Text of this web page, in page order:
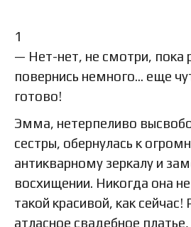
1
— Нет-нет, не смотри, пока
повернись немного… еще
готово!
Эмма, нетерпеливо
сестры, обернулась к
антикварному зеркалу и
восхищении. Никогда она не
такой красивой, как
атласное свадебное